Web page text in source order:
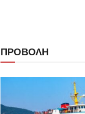
ΠΡΟΒΟΛΗ